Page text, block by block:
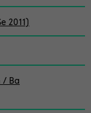
2011)
Ba